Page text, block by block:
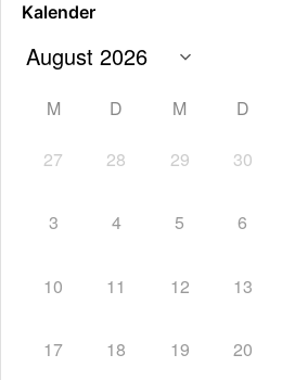
Kalender
M D M D
27 28 29 30
3 4 5 6
10 11 12 13
17 18 19 20